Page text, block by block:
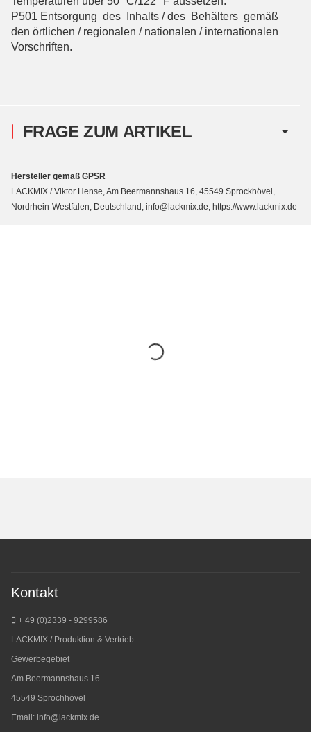
P501 Entsorgung des Inhalts / des Behälters gemäß
den örtlichen / regionalen / nationalen / internationalen
Vorschriften.
FRAGE ZUM ARTIKEL
Hersteller gemäß GPSR
LACKMIX / Viktor Hense, Am Beermannshaus 16, 45549 Sprockhövel,
Nordrhein-Westfalen, Deutschland, info@lackmix.de, https://www.lackmix.de
Kontakt
+ 49 (0)2339 - 9299586
LACKMIX / Produktion & Vertrieb
Gewerbegebiet
Am Beermannshaus 16
45549 Sprochhövel
Email: info@lackmix.de